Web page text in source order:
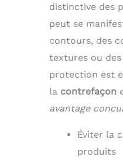
distinctive des
peut se
contours, des
textures ou
protection est
la contrefaçon
avantage
Éviter la
produits